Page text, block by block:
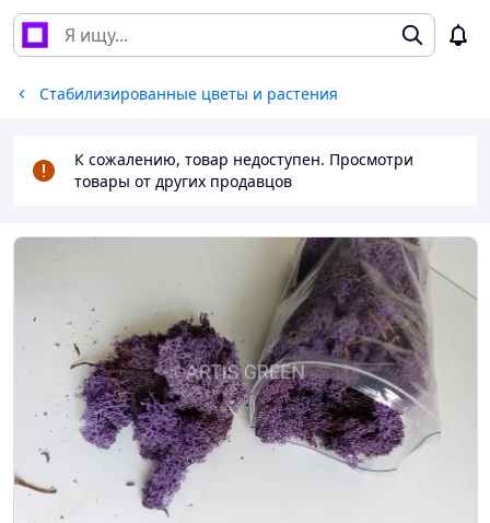
Стабилизированные цветы и растения
К сожалению, товар недоступен. Просмотри
товары от других продавцов